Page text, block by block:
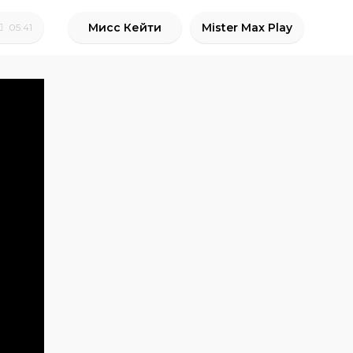
05:41 Мисс Кейти Mister Max Play